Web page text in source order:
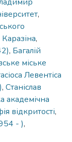
,
,
, Багалій
міське
Левентіса
, Станіслав
академічна
відкритості,
- ),